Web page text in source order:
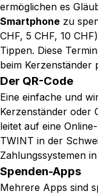
ermöglichen es
Smartphone zu
CHF, 5 CHF, 10
Tippen. Diese
beim Kerzenständer
Der QR-Code
Eine einfache und
Kerzenständer oder
leitet auf eine
TWINT in der
Zahlungssystemen
Spenden-Apps
Mehrere Apps sind